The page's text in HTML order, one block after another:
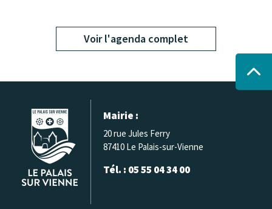
Voir l'agenda complet
Mairie :
20 rue Jules Ferry
87410 Le Palais-sur-Vienne
Tél. : 05 55 04 34 00